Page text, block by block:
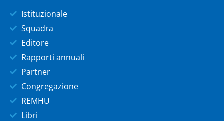
Istituzionale
Squadra
Editore
Rapporti annuali
Partner
Congregazione
REMHU
Libri